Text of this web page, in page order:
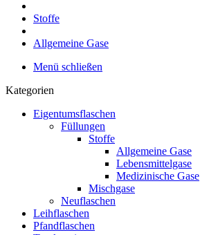
Stoffe
Allgemeine Gase
Menü schließen
Kategorien
Eigentumsflaschen
Füllungen
Stoffe
Allgemeine Gase
Lebensmittelgase
Medizinische Gase
Mischgase
Neuflaschen
Leihflaschen
Pfandflaschen